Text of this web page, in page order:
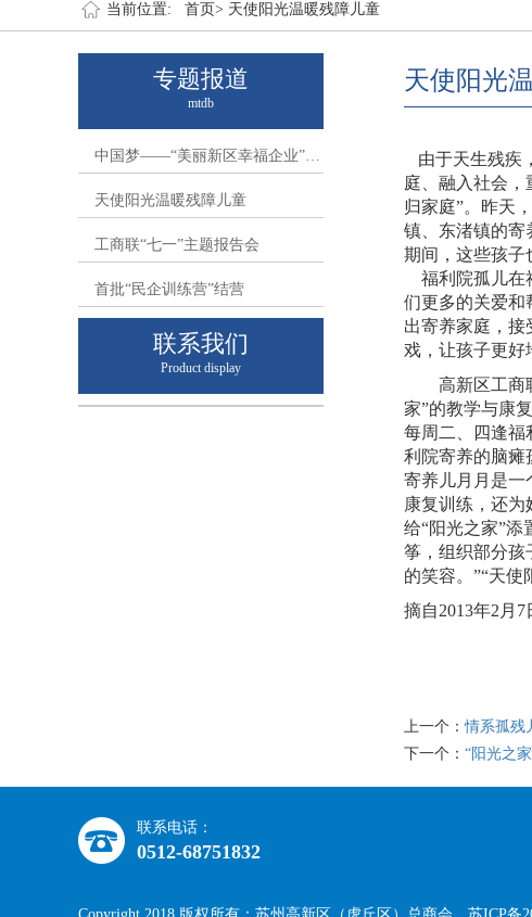
当前位置: 首页> 天使阳光温暖残障儿童
专题报道
mtdb
中国梦——“美丽新区幸福企业”…
天使阳光温暖残障儿童
工商联“七一”主题报告会
首批“民企训练营”结营
联系我们
Product display
天使阳光
由于天生残疾
庭、融入社会，
归家庭”。昨天
镇、东渚镇的寄
期间，这些孩子
福利院孤儿在
们更多的关爱和
出寄养家庭，接
戏，让孩子更好
高新区工商联
家”的教学与康
每周二、四逢福
利院寄养的脑瘫
寄养儿月月是一
康复训练，还
给“阳光之家”
筝，组织部分孩
的笑容。”“天使
摘自2013年2月
上一个：情系孤残
下一个： “阳光之
联系电话：
0512-68751832